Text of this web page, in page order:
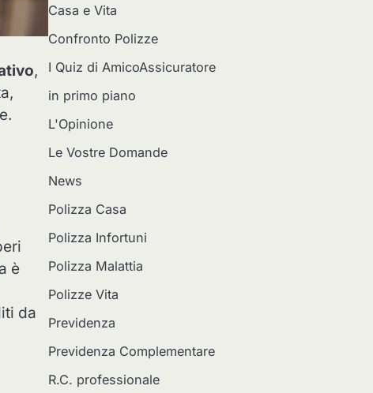
,
è
da
Casa e Vita
Confronto Polizze
I Quiz di AmicoAssicuratore
in primo piano
L'Opinione
Le Vostre Domande
News
Polizza Casa
Polizza Infortuni
Polizza Malattia
Polizze Vita
Previdenza
Previdenza Complementare
R.C. professionale